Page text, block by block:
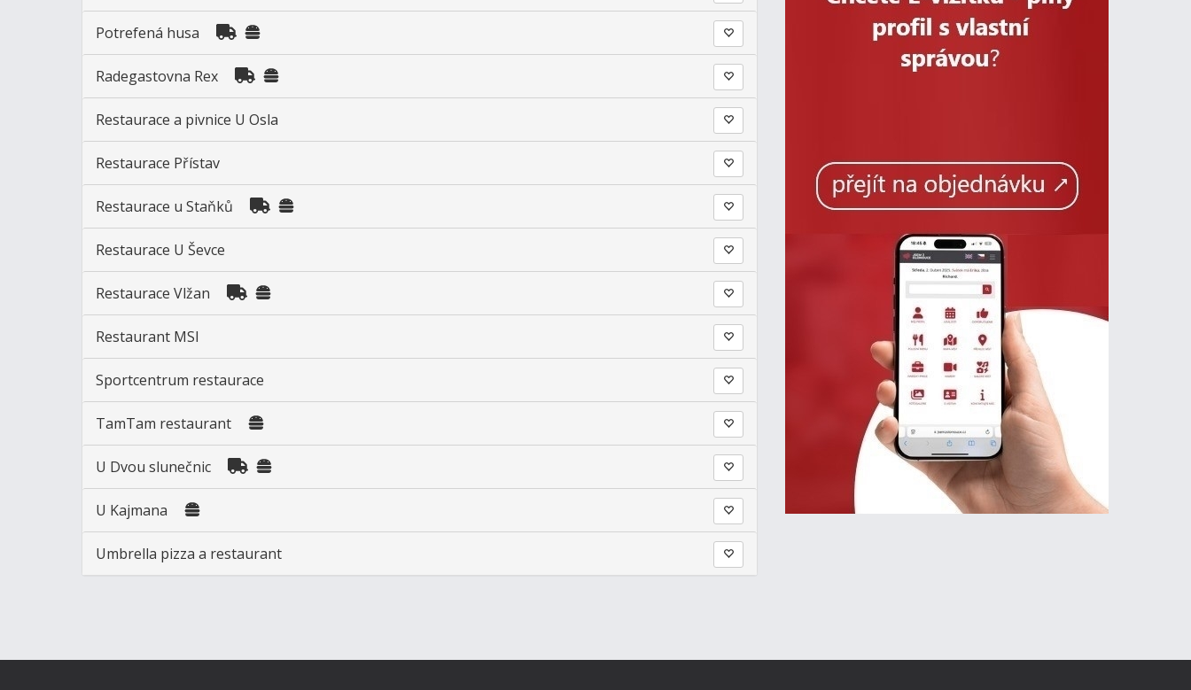
Potrefená husa
Radegastovna Rex
Restaurace a pivnice U Osla
Restaurace Přístav
Restaurace u Staňků
Restaurace U Ševce
Restaurace Vlžan
Restaurant MSI
Sportcentrum restaurace
TamTam restaurant
U Dvou slunečnic
U Kajmana
Umbrella pizza a restaurant